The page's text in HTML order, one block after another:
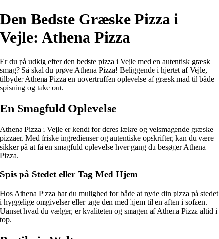
Den Bedste Græske Pizza i
Vejle: Athena Pizza
Er du på udkig efter den bedste pizza i Vejle med en autentisk græsk
smag? Så skal du prøve Athena Pizza! Beliggende i hjertet af Vejle,
tilbyder Athena Pizza en uovertruffen oplevelse af græsk mad til både
spisning og take out.
En Smagfuld Oplevelse
Athena Pizza i Vejle er kendt for deres lækre og velsmagende græske
pizzaer. Med friske ingredienser og autentiske opskrifter, kan du være
sikker på at få en smagfuld oplevelse hver gang du besøger Athena
Pizza.
Spis på Stedet eller Tag Med Hjem
Hos Athena Pizza har du mulighed for både at nyde din pizza på stedet
i hyggelige omgivelser eller tage den med hjem til en aften i sofaen.
Uanset hvad du vælger, er kvaliteten og smagen af Athena Pizza altid i
top.